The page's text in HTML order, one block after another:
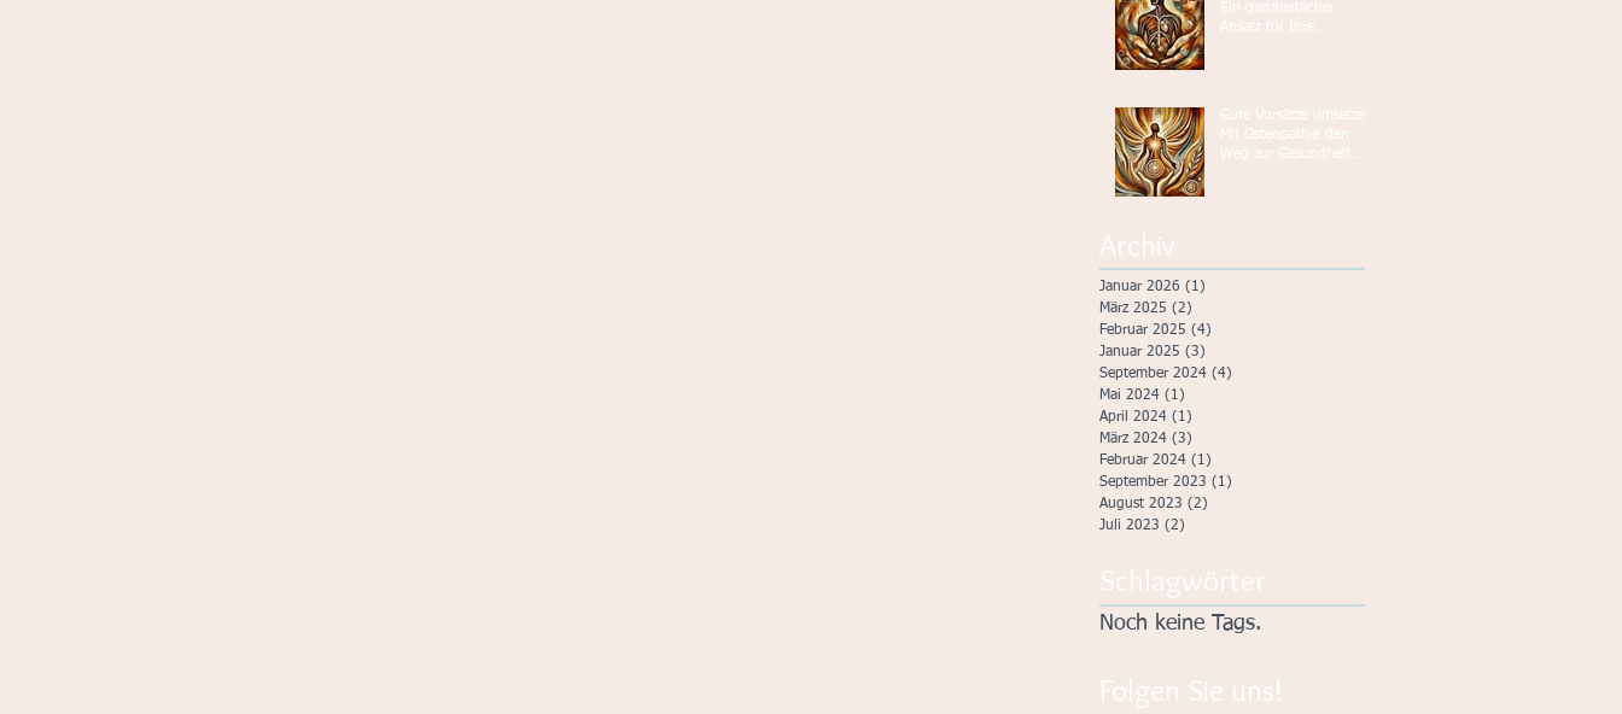
Ein ganzheitlicher
Ansatz für Ihre
Gute Vorsätze umsetzen:
Mit Osteopathie den
Weg zur Gesundheit
Archiv
Januar 2026 (1)
März 2025 (2)
Februar 2025 (4)
Januar 2025 (3)
September 2024 (4)
Mai 2024 (1)
April 2024 (1)
März 2024 (3)
Februar 2024 (1)
September 2023 (1)
August 2023 (2)
Juli 2023 (2)
Schlagwörter
Noch keine Tags.
Folgen Sie uns!